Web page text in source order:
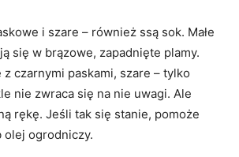
i szare – również ssą sok. Małe
się w brązowe, zapadnięte plamy.
z czarnymi paskami, szare – tylko
nie zwraca się na nie uwagi. Ale
rękę. Jeśli tak się stanie, pomoże
olej ogrodniczy.